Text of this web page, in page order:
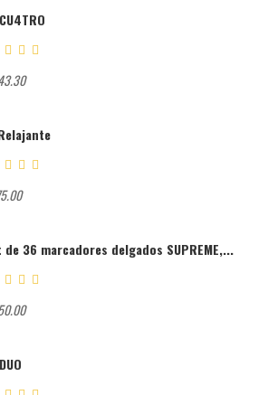
de 36 marcadores delgados SUPREME,...